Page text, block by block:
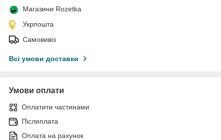
Магазини Rozetka
Укрпошта
Самовивіз
Всі умови доставки
Умови оплати
Оплатити частинами
Післяплата
Оплата на рахунок